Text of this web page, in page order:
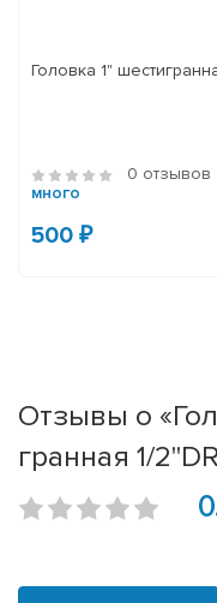
Головка 1"
0 отзывов
много
500 ₽
Отзывы о
гранная 1/